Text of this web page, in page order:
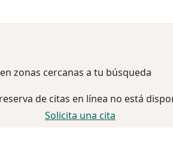
zonas cercanas a tu búsqueda
de citas en línea no está
Solicita una cita